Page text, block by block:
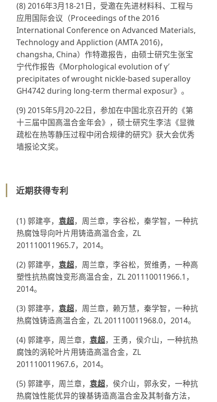
(8) 2016年3月18-21日，受邀在先进材料科、工程与
应用国际会议（Proceedings of the 2016
International Conference on Advanced Materials,
Technology and Appliction (AMTA 2016)，
changsha, China）作特邀报告，由硕士研究生张宝
宁代作报告《Morphological evolution of γ′
precipitates of wrought nickle-based superalloy
GH4742 during long-term thermal exposur》。
(9) 2015年5月20-22日，参加在中国北京召开的《第
十三届中国高温合金年会》，硕士研究生李洁《显微
疏松在热等静压过程中闭合规律的研究》获大会优秀
墙报论文奖。
近期获得专利
(1) 郭建亭， 袁超，周兰章，李谷松，秦学智，一种抗
热腐蚀导向叶片用铸造高温合金，ZL
201110011965.7，2014。
(2) 郭建亭， 袁超，周兰章，李谷松，贺维勇，一种高
塑性抗热腐蚀变形高温合金，ZL 201110011966.1，
2014。
(3) 郭建亭， 袁超，周兰章，赖万慧，秦学智，一种抗
热腐蚀铸造高温合金，ZL 201110011968.0，2014。
(4) 郭建亭，周兰章， 袁超，王勇，侯介山，一种抗热
腐蚀的涡轮叶片用铸造高温合金，ZL
201110011967.6，2014。
(5) 郭建亭，周兰章， 袁超，侯介山，郭永安，一种抗
热腐蚀性能优异的镍基铸造高温合金及其制备方法，